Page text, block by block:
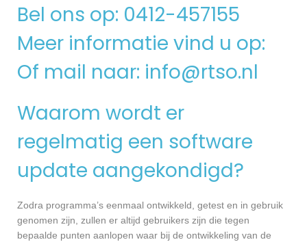
Bel ons op: 0412-457155
Meer informatie vind u op:
Of mail naar: info@rtso.nl
Waarom wordt er
regelmatig een software
update aangekondigd?
Zodra programma’s eenmaal ontwikkeld, getest en in gebruik
genomen zijn, zullen er altijd gebruikers zijn die tegen
bepaalde punten aanlopen waar bij de ontwikkeling van de